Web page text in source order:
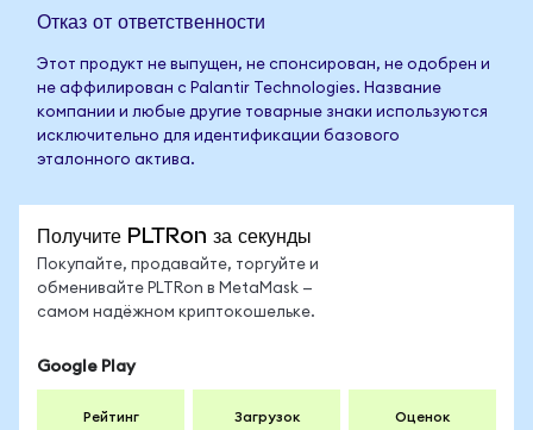
Отказ от ответственности
Этот продукт не выпущен, не спонсирован, не одобрен и
не аффилирован с Palantir Technologies. Название
компании и любые другие товарные знаки используются
исключительно для идентификации базового
эталонного актива.
Получите PLTRon за секунды
Покупайте, продавайте, торгуйте и
обменивайте PLTRon в MetaMask —
самом надёжном криптокошельке.
Google Play
Рейтинг Загрузок Оценок